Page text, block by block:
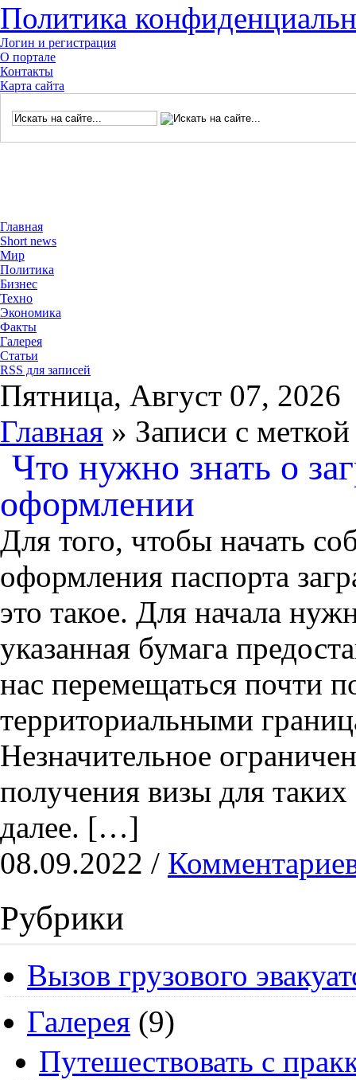
Политика
Логин и регистрация
О портале
Контакты
Карта сайта
Главная
Short news
Мир
Политика
Бизнес
Техно
Экономика
Факты
Галерея
Статьи
RSS для записей
Пятница, Август 07, 2026
Главная » Записи с
Что нужно знать о
оформлении
Для того, чтобы начать
оформления паспорта
это такое. Для начала
указанная бумага
нас перемещаться почти
территориальными
Незначительное
получения визы для
далее. […]
08.09.2022 /
Рубрики
Вызов грузового
Галерея (9)
Путешествовать с